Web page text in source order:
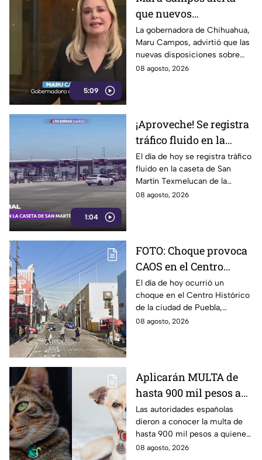
5:09
que nuevos
lineamientos podrían
usarse para sancionar
a periodistas críticos
La gobernadora de Chihuahua,
Maru Campos, advirtió que las
nuevas disposiciones sobre
derechos de las audiencias
08 agosto, 2026
1:04
¡Aproveche! Se registra
tráfico fluido en la
caseta de Texmelucan
de la autopista México-
Puebla HOY sábado
El día de hoy se registra tráfico
fluido en la caseta de San
Martín Texmelucan de la
autopista México-Puebla; así lo
08 agosto, 2026
FOTO: Choque provoca
CAOS en el Centro
Histórico HOY sábado;
vías alternas
El día de hoy ocurrió un
choque en el Centro Histórico
de la ciudad de Puebla,
ocasionando caos en la
08 agosto, 2026
Aplicarán MULTA de
hasta 900 mil pesos a
quienes NO
REGISTREN a su
mascota
Las autoridades españolas
dieron a conocer la multa de
hasta 900 mil pesos a quienes
no registren a su mascota
08 agosto, 2026